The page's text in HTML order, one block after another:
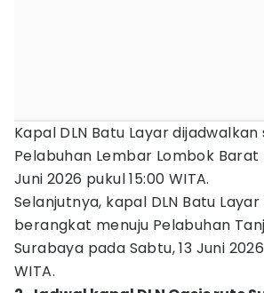
Kapal DLN Batu Layar
Pelabuhan Lembar Lombok Barat
Juni 2026 pukul 15:00 WITA.
Selanjutnya, kapal DLN Batu
berangkat menuju Pelabuhan
Surabaya pada Sabtu, 13 Juni
WITA.